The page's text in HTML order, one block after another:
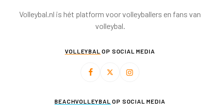
Volleybal.nl is hét platform voor volleyballers en fans van
volleybal.
VOLLEYBAL OP SOCIAL MEDIA
BEACHVOLLEYBAL OP SOCIAL MEDIA